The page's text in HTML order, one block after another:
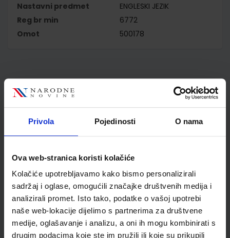
Privola Pojedinosti O nama
Ova web-stranica koristi kolačiće
Kolačiće upotrebljavamo kako bismo personalizirali
sadržaj i oglase, omogućili značajke društvenih medija i
analizirali promet. Isto tako, podatke o vašoj upotrebi
naše web-lokacije dijelimo s partnerima za društvene
medije, oglašavanje i analizu, a oni ih mogu kombinirati s
drugim podacima koje ste im pružili ili koje su prikupili
Nastavni predmet
ENGLESKI JEZIK
Reg br min
6772
Omot
500178
Kupci najčešće biraju..
Omot PVC za školske
431x304; tip 178